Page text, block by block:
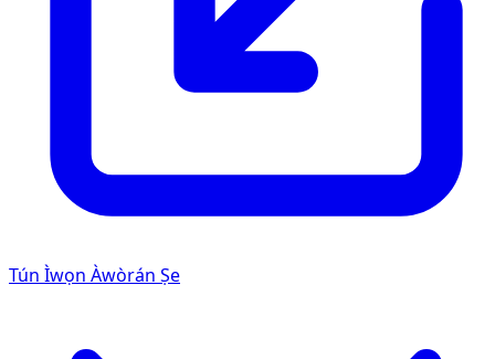
Tún Ìwọn Àwòrán Ṣe